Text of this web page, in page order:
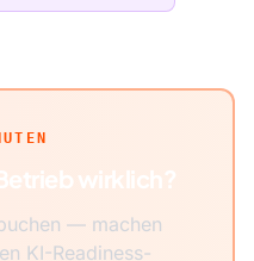
wirklich?
— machen
KI-Readiness-